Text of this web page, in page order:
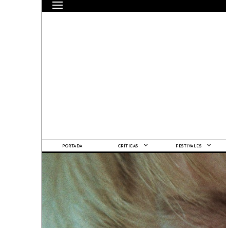
PORTADA CRÍTICAS FESTIVALES